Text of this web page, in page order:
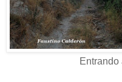
Entrando